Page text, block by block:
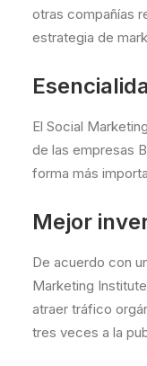
otras compañías
estrategia de
El Social
de las empresas
forma más
Mejor
De acuerdo con
Marketing
atraer tráfico
tres veces a la